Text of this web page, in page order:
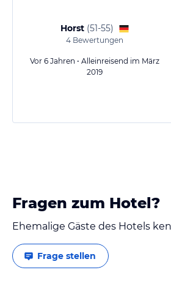
Horst (51-55)
4 Bewertungen
Vor 6 Jahren • Alleinreisend im März
2019
Fragen zum Hotel?
Ehemalige Gäste des Hotels
Frage stellen